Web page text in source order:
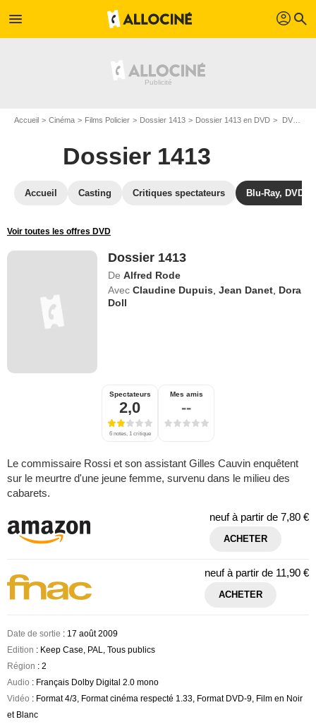
menu profil search
Accueil Cinéma Films Policier Dossier 1413 Dossier 1413 en DVD DVD Dossier 1413
Dossier 1413
Accueil Casting Critiques spectateurs Blu-Ray, DVD
Voir toutes les offres DVD
Dossier 1413
De Alfred Rode
Avec Claudine Dupuis ,Jean Danet Dora
Doll
Spectateurs
2,0
6 notes, 1 critique
Mes amis
--
Le commissaire Rossi et son assistant Gilles Cauvin enquêtent
sur le meurtre d'une jeune femme, survenu dans le milieu des
cabarets.
neuf à partir de 7,80 €
ACHETER
neuf à partir de 11,90 €
ACHETER
Date de sortie : 17 août 2009
Edition : Keep Case, PAL, Tous publics
Région : 2
Audio : Français Dolby Digital 2.0 mono
Vidéo : Format 4/3, Format cinéma respecté 1.33, Format DVD-9, Film en Noir
et Blanc